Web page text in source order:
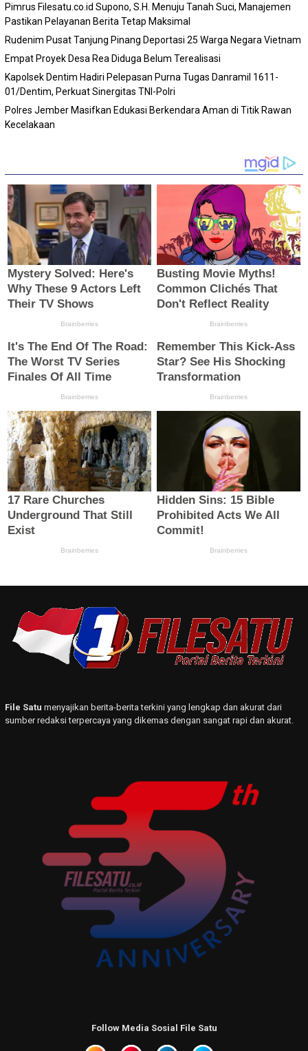
Pimrus Filesatu.co.id Supono, S.H. Menuju Tanah Suci, Manajemen
Pastikan Pelayanan Berita Tetap Maksimal
Rudenim Pusat Tanjung Pinang Deportasi 25 Warga Negara Vietnam
Empat Proyek Desa Rea Diduga Belum Terealisasi
Kapolsek Dentim Hadiri Pelepasan Purna Tugas Danramil 1611-
01/Dentim, Perkuat Sinergitas TNI-Polri
Polres Jember Masifkan Edukasi Berkendara Aman di Titik Rawan
Kecelakaan
File Satu menyajikan berita-berita terkini yang lengkap dan akurat dari
sumber redaksi terpercaya yang dikemas dengan sangat rapi dan akurat.
Follow Media Sosial File Satu